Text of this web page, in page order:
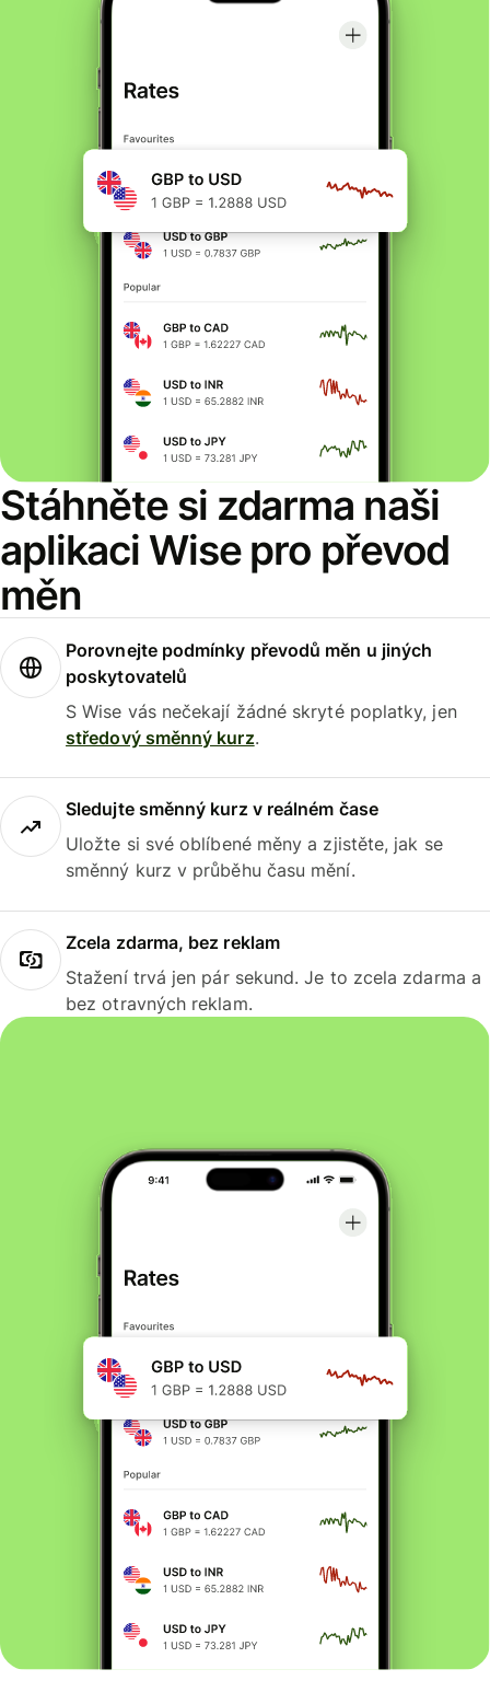
Stáhněte si zdarma naši
aplikaci Wise pro převod
měn
Porovnejte podmínky převodů měn u jiných
poskytovatelů
S Wise vás nečekají žádné skryté poplatky, jen
středový směnný kurz.
Sledujte směnný kurz v reálném čase
Uložte si své oblíbené měny a zjistěte, jak se
směnný kurz v průběhu času mění.
Zcela zdarma, bez reklam
Stažení trvá jen pár sekund. Je to zcela zdarma a
bez otravných reklam.